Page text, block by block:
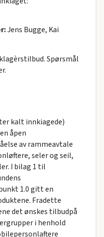
Jens Bugge, Kai
Spørsmål
kalt innkiagede)
åpen
av rammeavtale
seler og seil,
I bilag 1 til
1.0 gitt en
Fradette
det ønskes tilbudpå
i henhold